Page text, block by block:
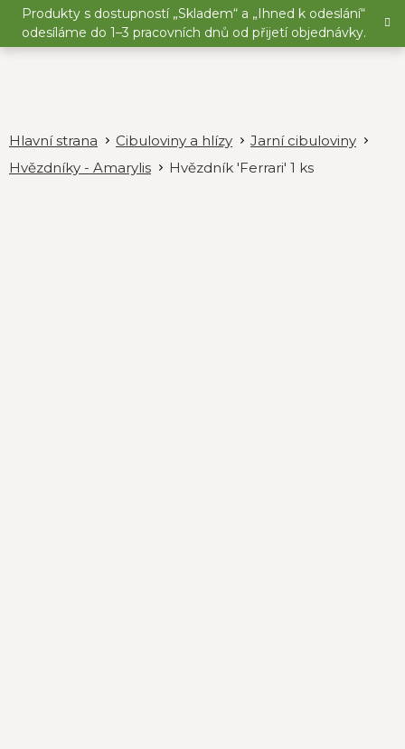
Přejít
obsah
Produkty s dostupností „Skladem“ a „Ihned k odeslání“
odesíláme do 1–3 pracovních dnů od přijetí objednávky.
Cibuloviny a hlízy
Jarní cibuloviny
Hvězdníky - Amarylis
Hvězdník 'Ferrari' 1 ks